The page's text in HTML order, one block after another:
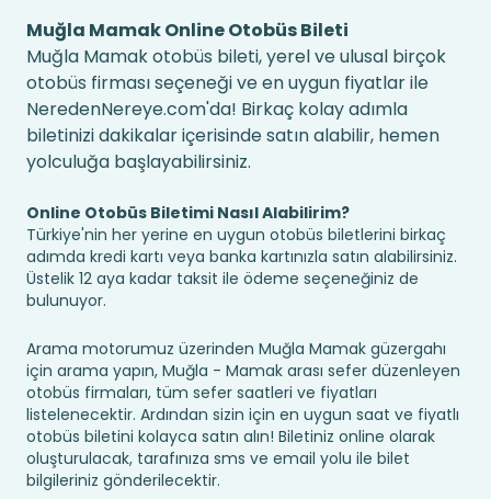
Muğla Mamak Online Otobüs Bileti
Muğla Mamak otobüs bileti, yerel ve ulusal birçok
otobüs firması seçeneği ve en uygun fiyatlar ile
NeredenNereye.com'da! Birkaç kolay adımla
biletinizi dakikalar içerisinde satın alabilir, hemen
yolculuğa başlayabilirsiniz.
Online Otobüs Biletimi Nasıl Alabilirim?
Türkiye'nin her yerine en uygun otobüs biletlerini birkaç
adımda kredi kartı veya banka kartınızla satın alabilirsiniz.
Üstelik 12 aya kadar taksit ile ödeme seçeneğiniz de
bulunuyor.
Arama motorumuz üzerinden Muğla Mamak güzergahı
için arama yapın, Muğla - Mamak arası sefer düzenleyen
otobüs firmaları, tüm sefer saatleri ve fiyatları
listelenecektir. Ardından sizin için en uygun saat ve fiyatlı
otobüs biletini kolayca satın alın! Biletiniz online olarak
oluşturulacak, tarafınıza sms ve email yolu ile bilet
bilgileriniz gönderilecektir.